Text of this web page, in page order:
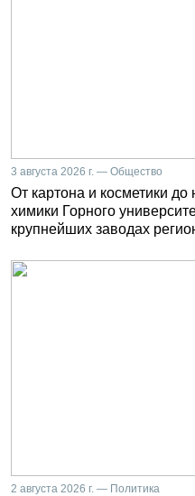
3 августа 2026 г. — Общество
От картона и косметики
химики Горного
крупнейших заводах
2 августа 2026 г. — Политика